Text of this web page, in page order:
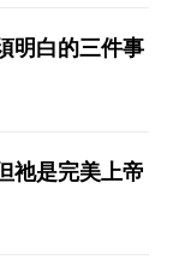
明白的三件事
祂是完美上帝